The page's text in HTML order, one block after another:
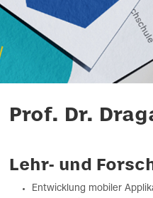
Prof. Dr.
Lehr- und
Entwicklung mobiler